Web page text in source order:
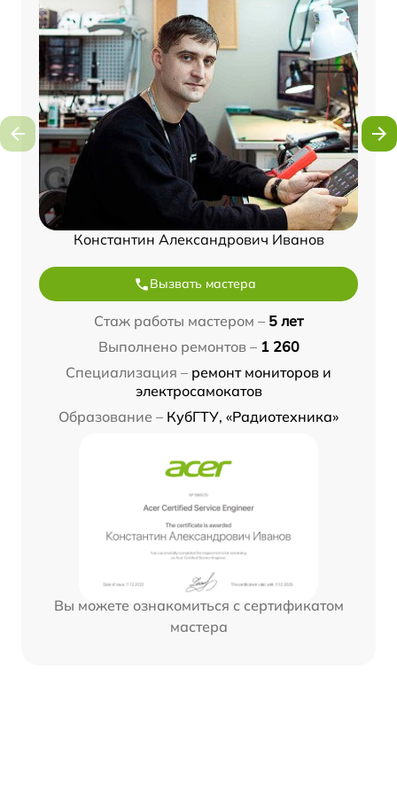
Константин Александрович Иванов
Вызвать мастера
Стаж работы мастером – 5 лет
Выполнено ремонтов – 1 260
Специализация – ремонт мониторов и
электросамокатов
Образование – КубГТУ, «Радиотехника»
Вы можете ознакомиться с сертификатом
мастера